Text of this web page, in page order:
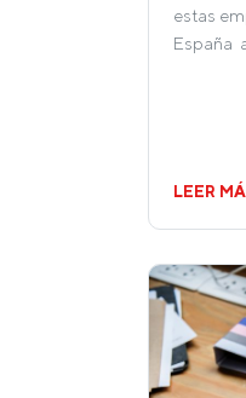
estas
España
LEER